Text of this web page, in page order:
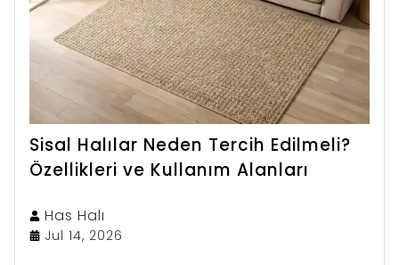
Sisal Halılar Neden Tercih Edilmeli?
Özellikleri ve Kullanım Alanları
Has Halı
Jul 14, 2026